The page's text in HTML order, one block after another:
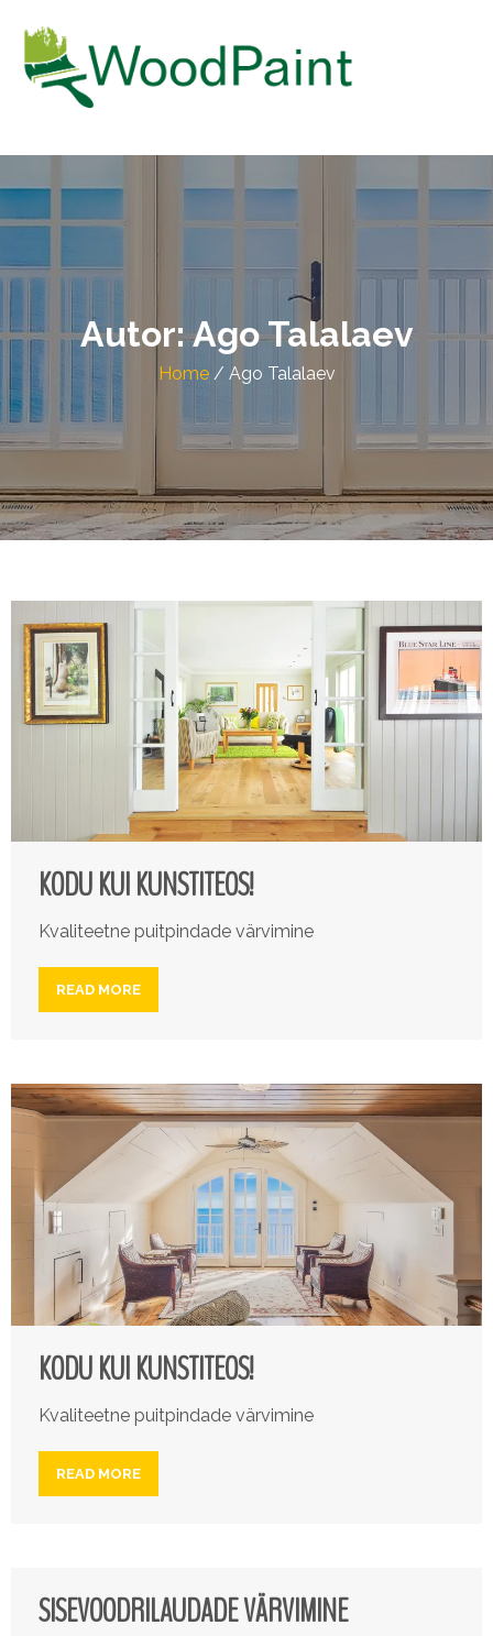
Autor:Ago Talalaev
Home/ Ago Talalaev
KODU KUI KUNSTITEOS!
Kvaliteetne puitpindade värvimine
READ MORE
KODU KUI KUNSTITEOS!
Kvaliteetne puitpindade värvimine
READ MORE
SISEVOODRILAUDADE VÄRVIMINE